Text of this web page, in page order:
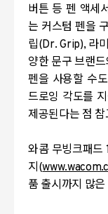
버튼 등 펜 액세
는 커스텀 펜을
립(Dr. Grip), 라미
양한 문구 브랜
펜을 사용할 수
드로잉 각도를
제공된다는 점
와콤 무빙크패드
지(
품 출시까지 많